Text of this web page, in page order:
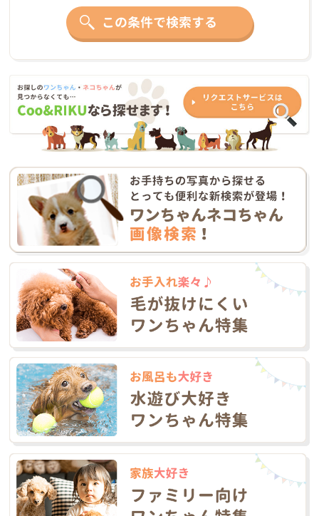
この条件で検索する